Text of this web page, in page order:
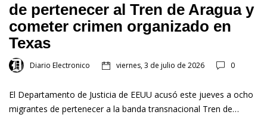
de pertenecer al Tren de Aragua y
cometer crimen organizado en
Texas
Diario Electronico viernes, 3 de julio de 2026 0
El Departamento de Justicia de EEUU acusó este jueves a ocho
migrantes de pertenecer a la banda transnacional Tren de…